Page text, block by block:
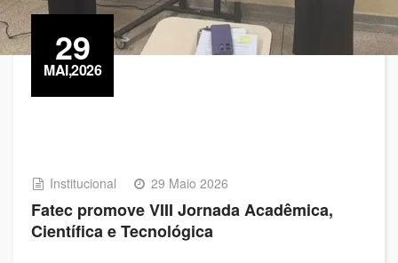
29
MAI,2026
Institucional 29 Maio 2026
Fatec promove VIII Jornada Acadêmica,
Científica e Tecnológica